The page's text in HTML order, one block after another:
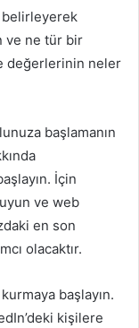
belirleyerek
ve ne tür bir
değerlerinin neler
başlamanın
İçin
ve web
en son
olacaktır.
başlayın.
kişilere